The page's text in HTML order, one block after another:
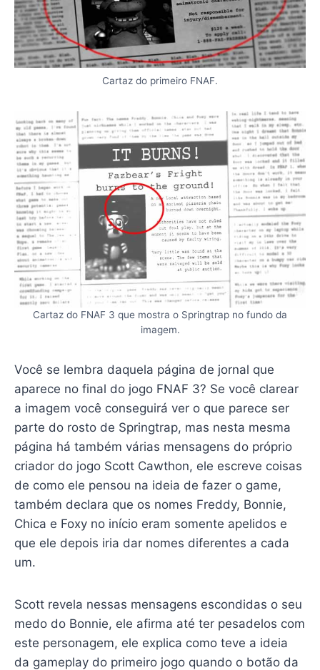
Cartaz do primeiro FNAF.
Cartaz do FNAF 3 que mostra o Springtrap no fundo da
imagem.
Você se lembra daquela página de jornal que
aparece no final do jogo FNAF 3? Se você clarear
a imagem você conseguirá ver o que parece ser
parte do rosto de Springtrap, mas nesta mesma
página há também várias mensagens do próprio
criador do jogo Scott Cawthon, ele escreve coisas
de como ele pensou na ideia de fazer o game,
também declara que os nomes Freddy, Bonnie,
Chica e Foxy no início eram somente apelidos e
que ele depois iria dar nomes diferentes a cada
um.
Scott revela nessas mensagens escondidas o seu
medo do Bonnie, ele afirma até ter pesadelos com
este personagem, ele explica como teve a ideia
da gameplay do primeiro jogo quando o botão da